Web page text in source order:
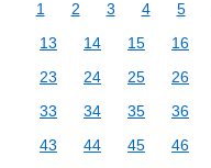
1 2 3 4 5
13
14 15 16
23
24 25 26
33
34 35 36
43
44 45 46